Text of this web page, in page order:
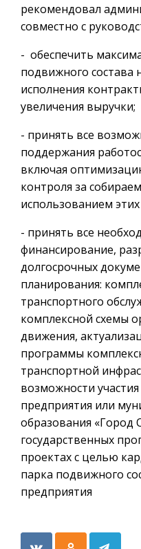
рекомендовал
совместно с
- обеспечить
подвижного состава
исполнения
увеличения выручки;
- принять все
поддержания
включая
контроля за
использованием этих
- принять все
финансирование,
долгосрочных
планирования:
транспортного
комплексной схемы
движения,
программы
транспортной
возможности
предприятия или
образования «Город
государственных
проектах с целью
парка подвижного
предприятия